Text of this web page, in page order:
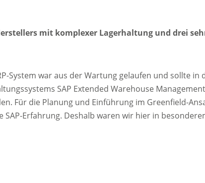
mit komplexer Lagerhaltung und drei
System war aus der Wartung gelaufen und sollte in
SAP Extended Warehouse
Für die Planung und Einführung im Greenfield-
Erfahrung. Deshalb waren wir hier in